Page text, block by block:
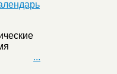
...